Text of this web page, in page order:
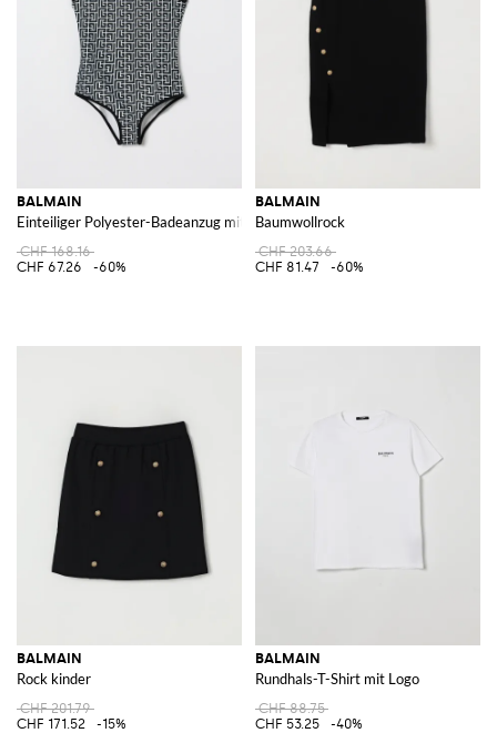
BALMAIN
Einteiliger Polyester-Badeanzug mit Allover-Monogramm
CHF 168.16
CHF 67.26
-60%
BALMAIN
Baumwollrock
CHF 203.66
CHF 81.47
-60%
BALMAIN
Rock kinder
CHF 201.79
CHF 171.52
-15%
BALMAIN
Rundhals-T-Shirt mit Logo
CHF 88.75
CHF 53.25
-40%